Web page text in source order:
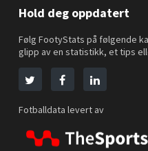
Hold deg oppdatert
Følg FootyStats på følgende
glipp av en statistikk, et tips
Fotballdata levert av